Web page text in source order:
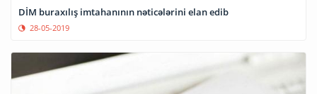
DİM buraxılış imtahanının nəticələrini elan edib
28-05-2019